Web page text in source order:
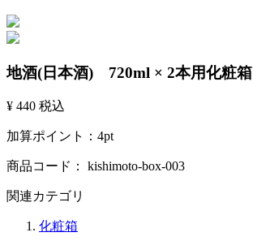
地酒(日本酒) 720ml × 2本用化粧箱
¥ 440 税込
加算ポイント： 4pt
商品コード： kishimoto-box-003
関連カテゴリ
化粧箱